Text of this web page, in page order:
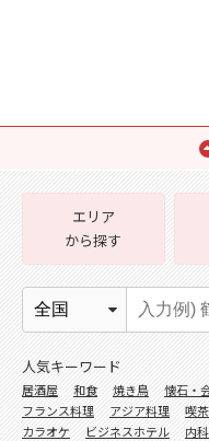
エリア
から探す
人気キーワード
居酒屋 和食 焼き鳥 懐石・
フランス料理
アジア料理 喫
カラオケ
ビジネスホテル 内科